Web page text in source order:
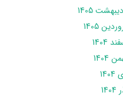
1405
1405
1404
1404